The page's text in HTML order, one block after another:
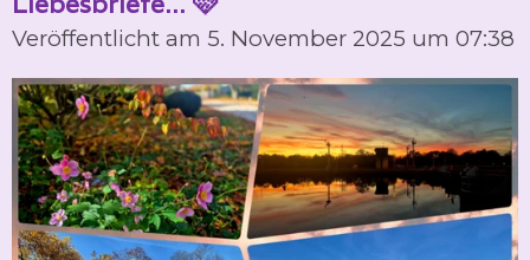
Veröffentlicht am 5. November 2025 um 07:38